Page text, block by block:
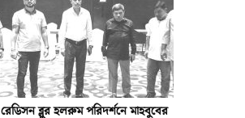
রেডিসন ব্লুর হলরুম পরিদর্শনে মাহবুবের